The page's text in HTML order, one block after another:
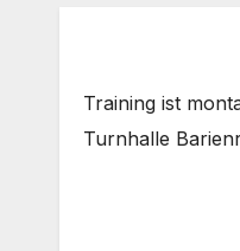
Training ist
Turnhalle